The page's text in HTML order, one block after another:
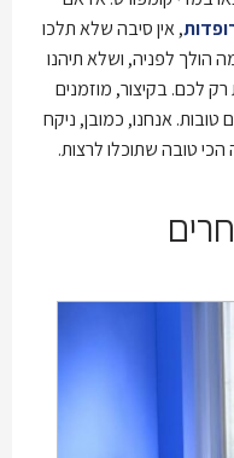
, אין סיבה שלא תלכו
לפניה, ושלא תיהנו
לכם. בקיצור, מוזמנים
אנחנו, כמובן, ניקח
טובה שתוכלו לרצות.